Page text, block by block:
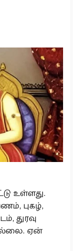
உள்ளது.
புகழ்,
துரவு
ஏன்